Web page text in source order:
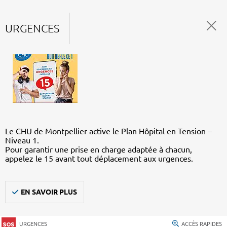
URGENCES
Le CHU de Montpellier active le Plan Hôpital en Tension –
Niveau 1.
Pour garantir une prise en charge adaptée à chacun,
appelez le 15 avant tout déplacement aux urgences.
EN SAVOIR PLUS
URGENCES ACCÈS RAPIDES